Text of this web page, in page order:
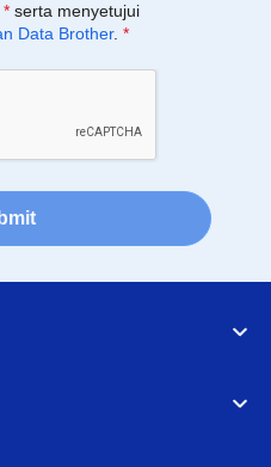
* serta menyetujui
Data Brother. *